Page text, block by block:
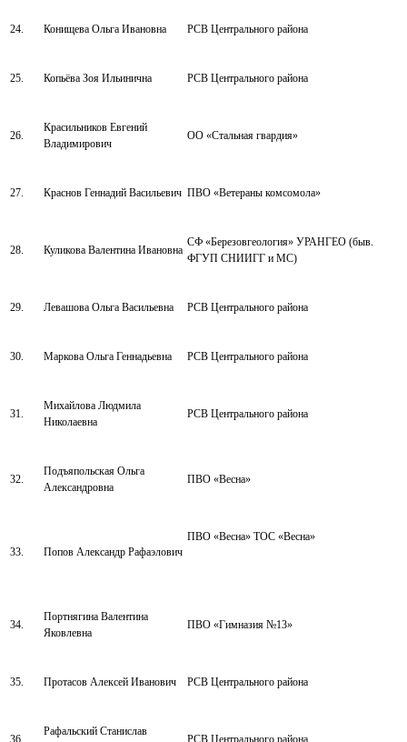
24. Конищева Ольга Ивановна РСВ Центрального района
25. Копьёва Зоя Ильинична РСВ Центрального района
26.
Красильников Евгений
Владимирович
ОО «Стальная гвардия»
27. Краснов Геннадий Васильевич ПВО «Ветераны комсомола»
28. Куликова Валентина Ивановна
СФ «Березовгеология» УРАНГЕО (быв.
ФГУП СНИИГГ и МС)
29. Левашова Ольга Васильевна РСВ Центрального района
30. Маркова Ольга Геннадьевна РСВ Центрального района
31.
Михайлова Людмила
Николаевна
РСВ Центрального района
32.
Подъяпольская Ольга
Александровна
ПВО «Весна»
33. Попов Александр Рафаэлович
ПВО «Весна» ТОС «Весна»
34.
Портнягина Валентина
Яковлевна
ПВО «Гимназия №13»
35. Протасов Алексей Иванович РСВ Центрального района
36.
Рафальский Станислав
РСВ Центрального района